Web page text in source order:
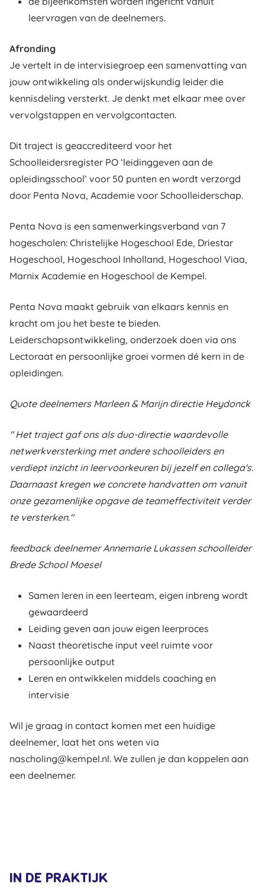
leervragen van de deelnemers.
Afronding
Je vertelt in de intervisiegroep een samenvatting van
jouw ontwikkeling als onderwijskundig leider die
kennisdeling versterkt. Je denkt met elkaar mee over
vervolgstappen en vervolgcontacten.
Dit traject is geaccrediteerd voor het
Schoolleidersregister PO ‘leidinggeven aan de
opleidingsschool’ voor 50 punten en wordt verzorgd
door Penta Nova, Academie voor Schoolleiderschap.
Penta Nova is een samenwerkingsverband van 7
hogescholen: Christelijke Hogeschool Ede, Driestar
Hogeschool, Hogeschool Inholland, Hogeschool Viaa,
Marnix Academie en Hogeschool de Kempel.
Penta Nova maakt gebruik van elkaars kennis en
kracht om jou het beste te bieden.
Leiderschapsontwikkeling, onderzoek doen via ons
Lectoraat en persoonlijke groei vormen dé kern in de
opleidingen.
Quote deelnemers Marleen & Marijn directie Heydonck
" Het traject gaf ons als duo-directie waardevolle
netwerkversterking met andere schoolleiders en
verdiept inzicht in leervoorkeuren bij jezelf en collega's.
Daarnaast kregen we concrete handvatten om vanuit
onze gezamenlijke opgave de teameffectiviteit verder
te versterken."
feedback deelnemer Annemarie Lukassen schoolleider
Brede School Moesel
Samen leren in een leerteam, eigen inbreng wordt
gewaardeerd
Leiding geven aan jouw eigen leerproces
Naast theoretische input veel ruimte voor
persoonlijke output
Leren en ontwikkelen middels coaching en
intervisie
Wil je graag in contact komen met een huidige
deelnemer, laat het ons weten via
nascholing@kempel.nl. We zullen je dan koppelen aan
een deelnemer.
IN DE PRAKTIJK